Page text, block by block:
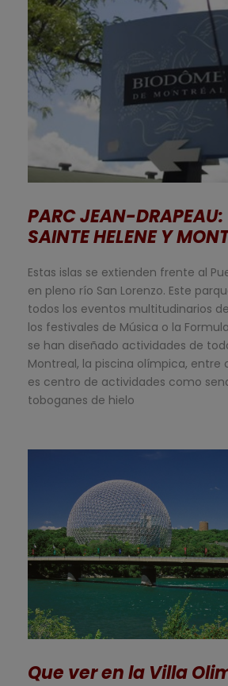
PARC JEAN-DRAPEAU:
SAINTE HELENE Y
Estas islas se extienden frente al
en pleno río San Lorenzo. Este
todos los eventos multitudinarios
los festivales de Música o la
se han diseñado actividades de
Montreal, la piscina olímpica, entre
es centro de actividades como
toboganes de hielo
Que ver en la Villa